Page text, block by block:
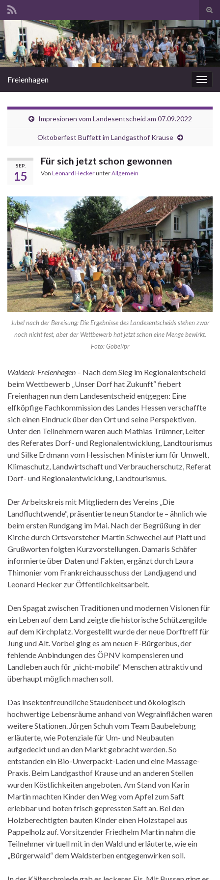
Search for:
Freienhagen
Impresionen vom Landesentscheid am 07.09.2022
Oktoberfest Buffett im Landgasthof Krause
SEP.
15
Für sich jetzt schon gewonnen
Von Leonard HeckerunterAllgemein
Jubel nach der Bereisung: Die Ergebnisse des Landesentscheids stehen zwar
noch nicht fest, aber der Wettbewerb hat jetzt schon eine Menge bewirkt.
Foto: Göbel/pr
Waldeck-Freienhagen – Nach dem Sieg im Regionalentscheid
beim Wettbewerb „Unser Dorf hat Zukunft“ fiebert
Freienhagen nun dem Landesentscheid entgegen: Eine
elfköpfige Fachkommission des Landes Hessen verschaffte
sich einen Eindruck über den Ort und seine Perspektiven.
Unter den Teilnehmern waren auch Mathias Trümner, Leiter
des Referates Dorf- und Regionalentwicklung, Landtourismus
und Silke Erdmann vom Hessischen Ministerium für Umwelt,
Klimaschutz, Landwirtschaft und Verbraucherschutz, Referat
Dorf- und Regionalentwicklung, Landtourismus.
Der Arbeitskreis mit Mitgliedern des Vereins „Die
Landfluchtwende“, präsentierte neun Standorte – ähnlich wie
beim ersten Rundgang im Mai. Nach der Begrüßung in der
Kirche durch Ortsvorsteher Martin Schwechel auf Platt und
Grußworten folgten Kurzvorstellungen. Damaris Schäfer
informierte über Daten und Fakten, ergänzt durch Laura
Thimonier vom Frankreichausschuss der Landjugend und
Leonard Hecker zur Öffentlichkeitsarbeit.
Den Spagat zwischen Traditionen und modernen Visionen für
ein Leben auf dem Land zeigte die historische Schützengilde
auf dem Kirchplatz. Vorgestellt wurde der neue Dorftreff für
Jung und Alt. Vorbei ging es am neuen E-Bürgerbus, der
fehlende Anbindungen des ÖPNV kompensieren und
Landleben auch für „nicht-mobile“ Menschen attraktiv und
überhaupt möglich machen soll.
Das insektenfreundliche Staudenbeet und ökologisch
hochwertige Lebensräume anhand von Wegrainflächen waren
weitere Stationen. Jürgen Schuh vom Team Baubelebung
erläuterte, wie Potenziale für Um- und Neubauten
aufgedeckt und an den Markt gebracht werden. So
entstanden ein Bio-Unverpackt-Laden und eine Massage-
Praxis. Beim Landgasthof Krause und an anderen Stellen
wurden Köstlichkeiten angeboten. Am Stand von Karin
Martin machten Kinder den Weg vom Apfel zum Saft
erlebbar und boten frisch gepressten Saft an. Bei den
Holzberechtigten bauten Kinder einen Holzstapel aus
Pappelholz auf. Vorsitzender Friedhelm Martin nahm die
Teilnehmer virtuell mit in den Wald und erläuterte, wie ein
„Bürgerwald“ dem Waldsterben entgegenwirken soll.